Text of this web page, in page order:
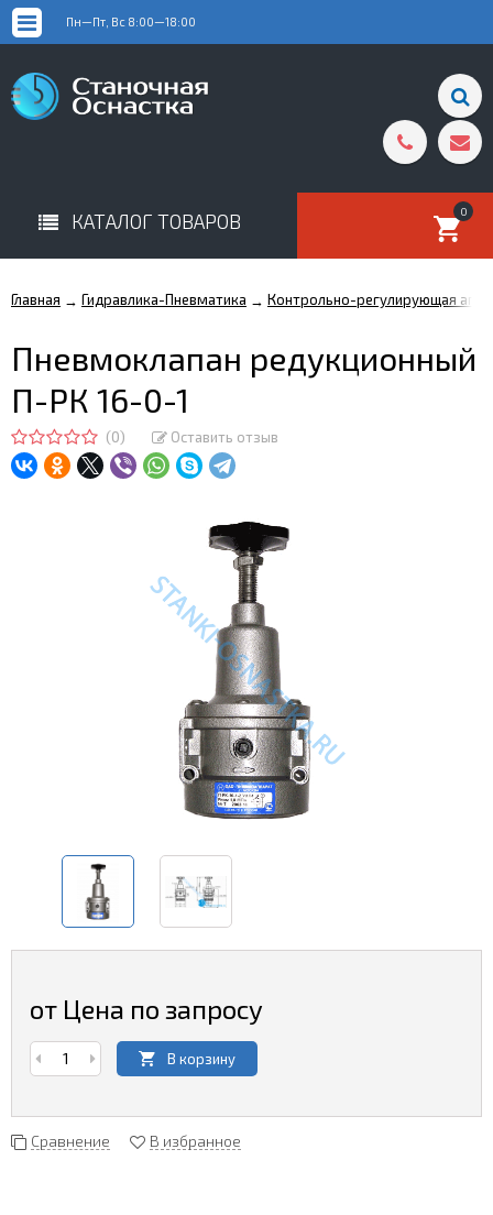
Пн—Пт, Вс 8:00—18:00
КАТАЛОГ ТОВАРОВ 0
Главная → Гидравлика-Пневматика → Контрольно-регулирующая
Пневмоклапан редукционный
П-РК 16-0-1
(0) Оставить отзыв
от Цена по запросу
В корзину
Сравнение В избранное